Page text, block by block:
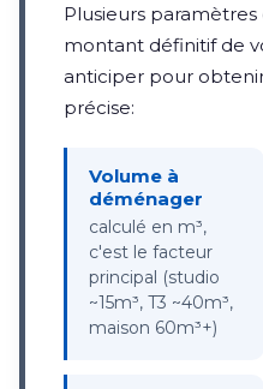
Plusieurs
montant définitif de
anticiper pour
précise:
Volume à
déménager
calculé en m³,
c'est le facteur
principal (studio
~15m³, T3 ~40m³,
maison 60m³+)